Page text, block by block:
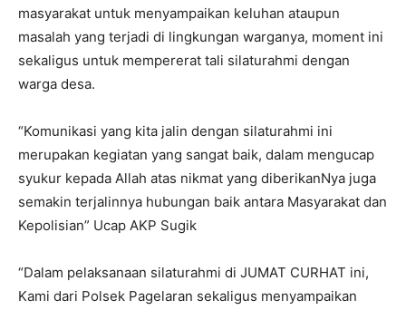
masyarakat untuk menyampaikan keluhan ataupun
masalah yang terjadi di lingkungan warganya, moment ini
sekaligus untuk mempererat tali silaturahmi dengan
warga desa.
“Komunikasi yang kita jalin dengan silaturahmi ini
merupakan kegiatan yang sangat baik, dalam mengucap
syukur kepada Allah atas nikmat yang diberikanNya juga
semakin terjalinnya hubungan baik antara Masyarakat dan
Kepolisian” Ucap AKP Sugik
“Dalam pelaksanaan silaturahmi di JUMAT CURHAT ini,
Kami dari Polsek Pagelaran sekaligus menyampaikan